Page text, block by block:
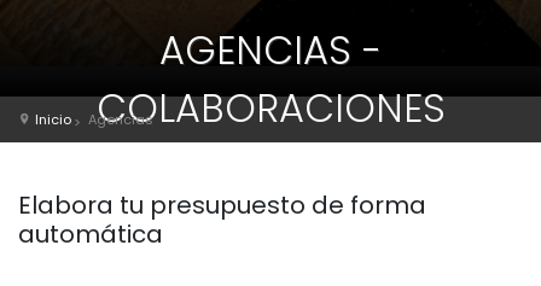
AGENCIAS -
COLABORACIONES
Inicio Agencias
Elabora tu presupuesto de forma
automática